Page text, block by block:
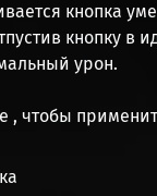
кнопка
кнопку в
урон.
, чтобы